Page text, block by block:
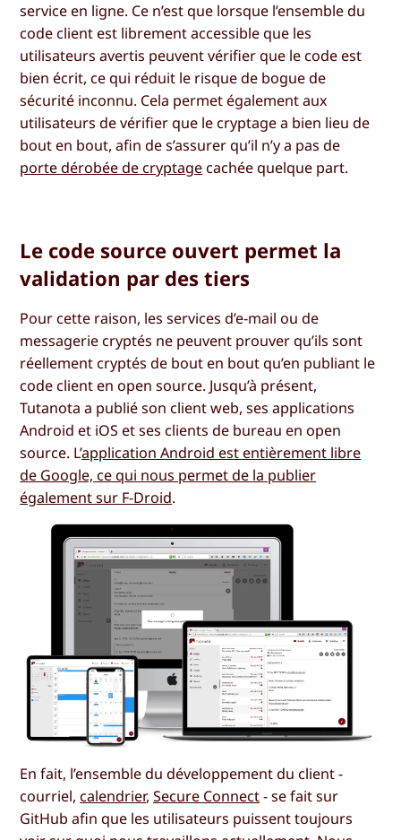
service en ligne. Ce n’est que lorsque l’ensemble du
code client est librement accessible que les
utilisateurs avertis peuvent vérifier que le code est
bien écrit, ce qui réduit le risque de bogue de
sécurité inconnu. Cela permet également aux
utilisateurs de vérifier que le cryptage a bien lieu de
bout en bout, afin de s’assurer qu’il n’y a pas de
porte dérobée de cryptage cachée quelque part.
Le code source ouvert permet la
validation par des tiers
Pour cette raison, les services d’e-mail ou de
messagerie cryptés ne peuvent prouver qu’ils sont
réellement cryptés de bout en bout qu’en publiant le
code client en open source. Jusqu’à présent,
Tutanota a publié son client web, ses applications
Android et iOS et ses clients de bureau en open
source. L’application Android est entièrement libre
de Google, ce qui nous permet de la publier
également sur F-Droid.
En fait, l’ensemble du développement du client -
courriel, calendrier,Secure Connect- se fait sur
GitHub afin que les utilisateurs puissent toujours